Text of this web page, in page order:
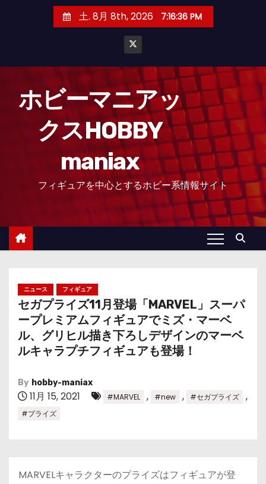
土. 8月 8th, 2026 7:16:37 PM
ホビーマニアッ
クスHOBBY
maniax
フィギュアを中心とするホビー系情報サイト
ニュース フィギュア
セガプライズ11月登場「MARVEL」スーパ
ープレミアムフィギュアでミズ・マーベ
ル、グリヒル描き下ろしデザインのマーベ
ルキャラプチフィギュアも登場！
By hobby-maniax
11月 15, 2021 #MARVEL , #new , #セガプライズ ,
#プライズ
MARVELキャラクターのプライズはフィギュアが登